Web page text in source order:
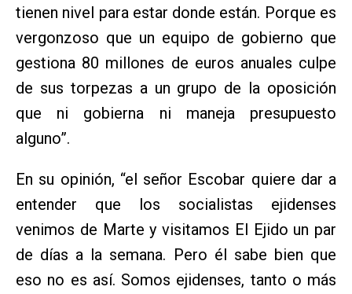
tienen nivel para estar donde están. Porque es
vergonzoso que un equipo de gobierno que
gestiona 80 millones de euros anuales culpe
de sus torpezas a un grupo de la oposición
que ni gobierna ni maneja presupuesto
alguno”.
En su opinión, “el señor Escobar quiere dar a
entender que los socialistas ejidenses
venimos de Marte y visitamos El Ejido un par
de días a la semana. Pero él sabe bien que
eso no es así. Somos ejidenses, tanto o más